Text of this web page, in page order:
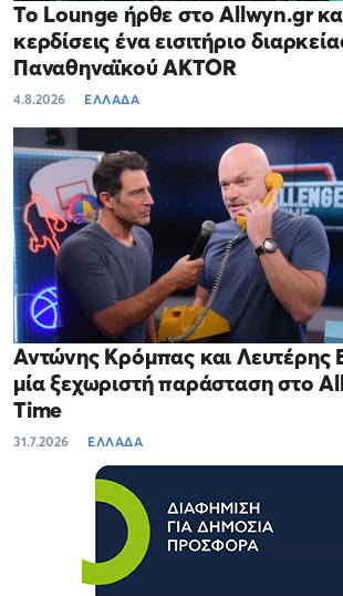
Το Lounge ήρθε στο Allwyn.gr
κερδίσεις ένα εισιτήριο
Παναθηναϊκού AKTOR
4.8.2026 ΕΛΛΑΔΑ
Αντώνης Κρόμπας και Λευτέρης
μία ξεχωριστή παράσταση στο
Time
31.7.2026 ΕΛΛΑΔΑ